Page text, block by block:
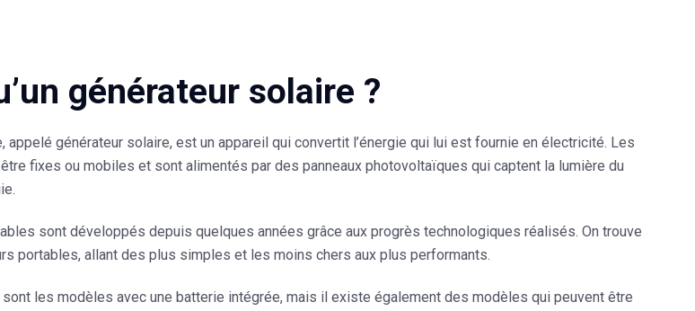
générateur solaire ?
appelé générateur solaire, est un appareil qui convertit l’énergie qui lui est fournie en électricité. Les
fixes ou mobiles et sont alimentés par des panneaux photovoltaïques qui captent la lumière du
sont développés depuis quelques années grâce aux progrès technologiques réalisés. On trouve
portables, allant des plus simples et les moins chers aux plus performants.
les modèles avec une batterie intégrée, mais il existe également des modèles qui peuvent être